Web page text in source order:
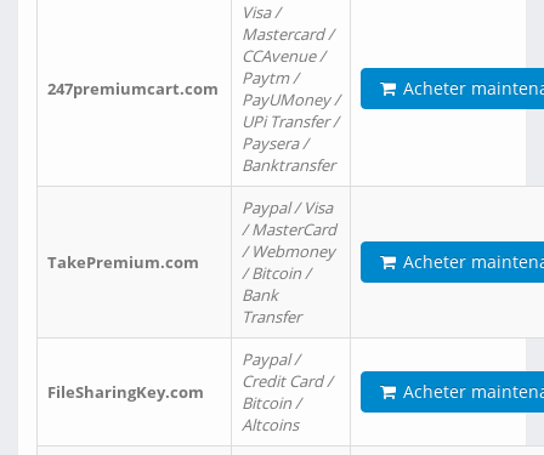
247premiumcart.com
Visa /
Mastercard /
CCAvenue /
Paytm /
PayUMoney /
UPi Transfer /
Paysera /
Banktransfer
Acheter
TakePremium.com
Paypal / Visa
/ MasterCard
/ Webmoney
/ Bitcoin /
Bank
Transfer
Acheter
FileSharingKey.com
Paypal /
Credit Card /
Bitcoin /
Altcoins
Acheter